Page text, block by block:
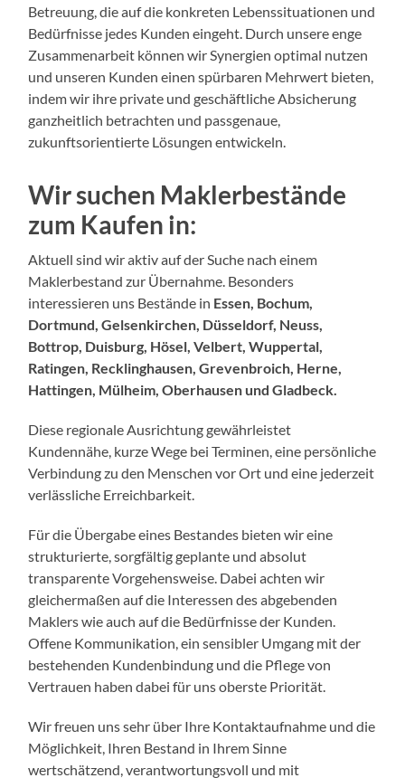
Betreuung, die auf die konkreten Lebenssituationen und
Bedürfnisse jedes Kunden eingeht. Durch unsere enge
Zusammenarbeit können wir Synergien optimal nutzen
und unseren Kunden einen spürbaren Mehrwert bieten,
indem wir ihre private und geschäftliche Absicherung
ganzheitlich betrachten und passgenaue,
zukunftsorientierte Lösungen entwickeln.
Wir suchen Maklerbestände
zum Kaufen in:
Aktuell sind wir aktiv auf der Suche nach einem
Maklerbestand zur Übernahme. Besonders
interessieren uns Bestände in Essen, Bochum,
Dortmund, Gelsenkirchen, Düsseldorf, Neuss,
Bottrop, Duisburg, Hösel, Velbert, Wuppertal,
Ratingen, Recklinghausen, Grevenbroich, Herne,
Hattingen, Mülheim, Oberhausen und Gladbeck.
Diese regionale Ausrichtung gewährleistet
Kundennähe, kurze Wege bei Terminen, eine persönliche
Verbindung zu den Menschen vor Ort und eine jederzeit
verlässliche Erreichbarkeit.
Für die Übergabe eines Bestandes bieten wir eine
strukturierte, sorgfältig geplante und absolut
transparente Vorgehensweise. Dabei achten wir
gleichermaßen auf die Interessen des abgebenden
Maklers wie auch auf die Bedürfnisse der Kunden.
Offene Kommunikation, ein sensibler Umgang mit der
bestehenden Kundenbindung und die Pflege von
Vertrauen haben dabei für uns oberste Priorität.
Wir freuen uns sehr über Ihre Kontaktaufnahme und die
Möglichkeit, Ihren Bestand in Ihrem Sinne
wertschätzend, verantwortungsvoll und mit